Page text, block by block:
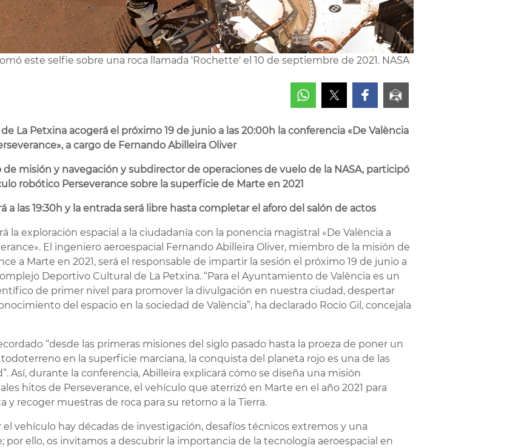
este selfie sobre una roca llamada 'Rochette' el 10 de septiembre de 2021. NASA
La Petxina acogerá el próximo 19 de junio a las 20:00h la conferencia «De València
a cargo de Fernando Abilleira Oliver
misión y navegación y subdirector de operaciones de vuelo de la NASA, participó
robótico Perseverance sobre la superficie de Marte en 2021
a las 19:30h y la entrada será libre hasta completar el aforo del salón de actos
la exploración espacial a la ciudadanía con la ponencia magistral «De València a
El ingeniero aeroespacial Fernando Abilleira Oliver, miembro de la misión de
a Marte en 2021, será el responsable de impartir la sesión el próximo 19 de junio a
Deportivo Cultural de La Petxina. “Para el Ayuntamiento de València es un
de primer nivel para promover la divulgación en nuestra ciudad, despertar
del espacio en la sociedad de València”, ha declarado Rocío Gil, concejala
“desde las primeras misiones del siglo pasado hasta la proeza de poner un
en la superficie marciana, la conquista del planeta rojo es una de las
Así, durante la conferencia, Abilleira explicará cómo se diseña una misión
hitos de Perseverance, el vehículo que aterrizó en Marte en el año 2021 para
recoger muestras de roca para su retorno a la Tierra.
vehículo hay décadas de investigación, desafíos técnicos extremos y una
ello, os invitamos a descubrir la importancia de la tecnología aeroespacial en